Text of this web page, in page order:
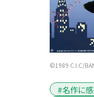
©1989 C.I.C/
#名作に